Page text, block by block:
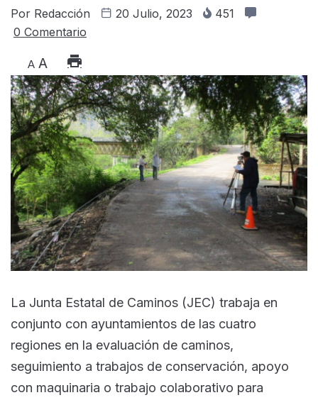
Por Redacción 20 Julio, 2023
451
0 Comentario
A A
La Junta Estatal de Caminos (JEC) trabaja en
conjunto con ayuntamientos de las cuatro
regiones en la evaluación de caminos,
seguimiento a trabajos de conservación, apoyo
con maquinaria o trabajo colaborativo para